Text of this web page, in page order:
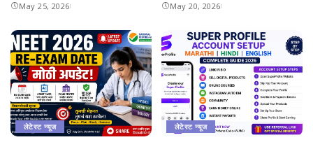
May 25, 2026 May 20, 2026
लेटेस्ट न्यूज लेटेस्ट न्यूज